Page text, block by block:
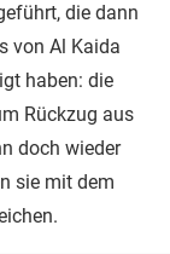
die dann
von Al Kaida
haben: die
Rückzug aus
doch wieder
sie mit dem